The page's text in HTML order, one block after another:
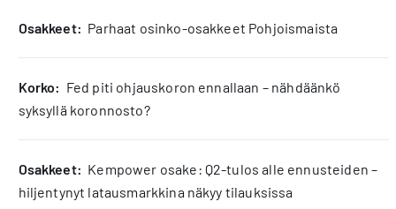
osakkeet: Parhaat osinko-osakkeet Pohjoismaista
korko: Fed piti ohjauskoron ennallaan – nähdäänkö
syksyllä koronnosto?
osakkeet: Kempower osake: Q2-tulos alle ennusteiden –
hiljentynyt latausmarkkina näkyy tilauksissa